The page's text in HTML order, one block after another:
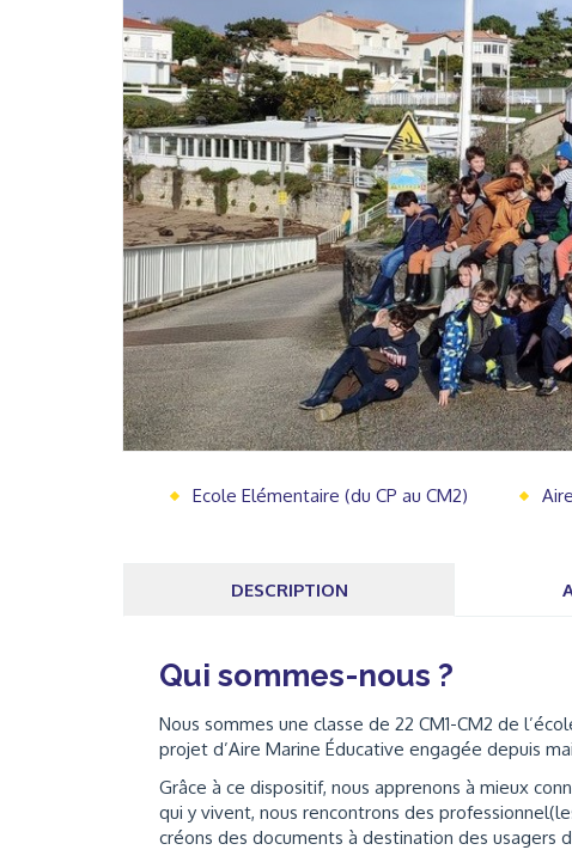
Ecole Elémentaire (du CP au CM2)
DESCRIPTION
Qui sommes-nous ?
Nous sommes une classe de 22 CM1-CM2 de
projet d’Aire Marine Éducative engagée depuis
Grâce à ce dispositif, nous apprenons à mieux
qui y vivent, nous rencontrons des
créons des documents à destination des usagers